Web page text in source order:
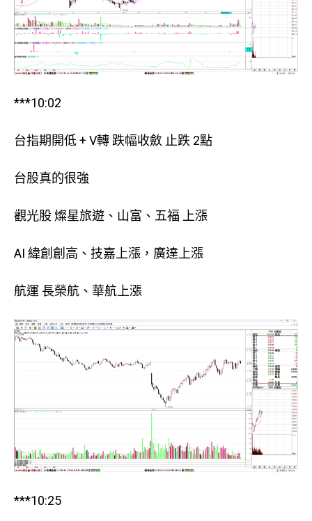
***10:02
台指期開低 + V轉 跌幅收斂 止跌 2點
台股真的很強
觀光股 燦星旅遊、山富、五福 上漲
AI 緯創創高、技嘉上漲，廣達上漲
航運 長榮航、華航上漲
***10:25